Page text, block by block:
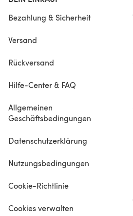
Bezahlung & Sicherheit
Versand
Rückversand
Hilfe-Center & FAQ
Allgemeinen
Geschäftsbedingungen
Datenschutzerklärung
Nutzungsbedingungen
Cookie-Richtlinie
Cookies verwalten